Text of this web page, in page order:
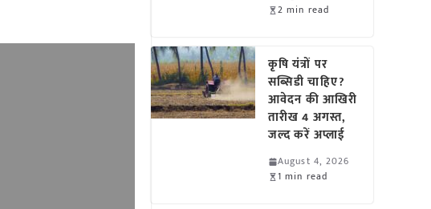
2 min read
कृषि यंत्रों पर
सब्सिडी चाहिए?
आवेदन की आखिरी
तारीख 4 अगस्त,
जल्द करें अप्लाई
August 4, 2026
1 min read